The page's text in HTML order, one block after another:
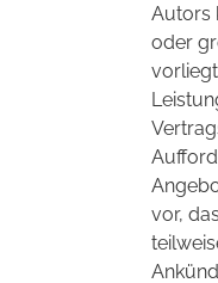
Autors
oder
vor,